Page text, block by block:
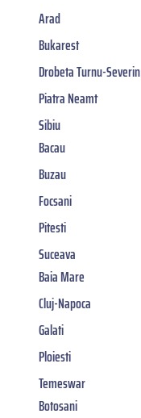
Arad
Bukarest
Drobeta Turnu-Severin
Piatra Neamt
Sibiu
Bacau
Buzau
Focsani
Pitesti
Suceava
Baia Mare
Cluj-Napoca
Galati
Ploiesti
Temeswar
Botosani